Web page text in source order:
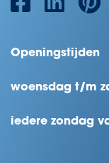
Openingstijden
woensdag t/m
iedere zondag